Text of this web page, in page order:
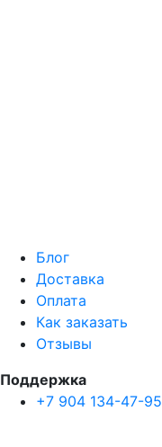
Блог
Доставка
Оплата
Как заказать
Отзывы
Поддержка
+7 904 134-47-95